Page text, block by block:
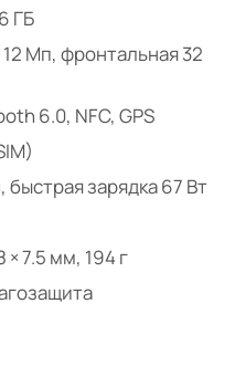
ГБ
Мп, фронтальная 32
6.0, NFC, GPS
быстрая зарядка 67 Вт
× 7.5 мм, 194 г